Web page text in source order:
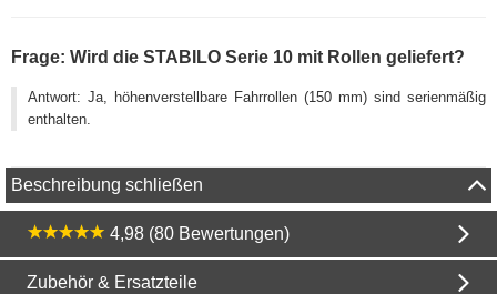
Frage: Wird die STABILO Serie 10 mit Rollen geliefert?
Antwort: Ja, höhenverstellbare Fahrrollen (150 mm) sind serienmäßig
enthalten.
Beschreibung schließen
4,98 (80 Bewertungen)
Zubehör & Ersatzteile